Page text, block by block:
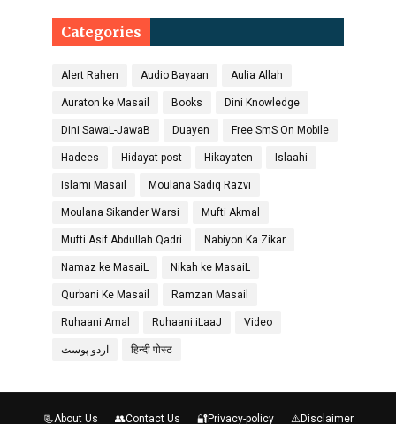
Categories
Alert Rahen Audio Bayaan Aulia Allah
Auraton ke Masail Books Dini Knowledge
Dini SawaL-JawaB Duayen Free SmS On Mobile
Hadees Hidayat post Hikayaten Islaahi
Islami Masail Moulana Sadiq Razvi
Moulana Sikander Warsi Mufti Akmal
Mufti Asif Abdullah Qadri Nabiyon Ka Zikar
Namaz ke MasaiL Nikah ke MasaiL
Qurbani Ke Masail Ramzan Masail
Ruhaani Amal Ruhaani iLaaJ Video
اردو پوسٹ हिन्दी पोस्ट
📃About Us 👥Contact Us 🔐Privacy-policy ⚠️Disclaimer